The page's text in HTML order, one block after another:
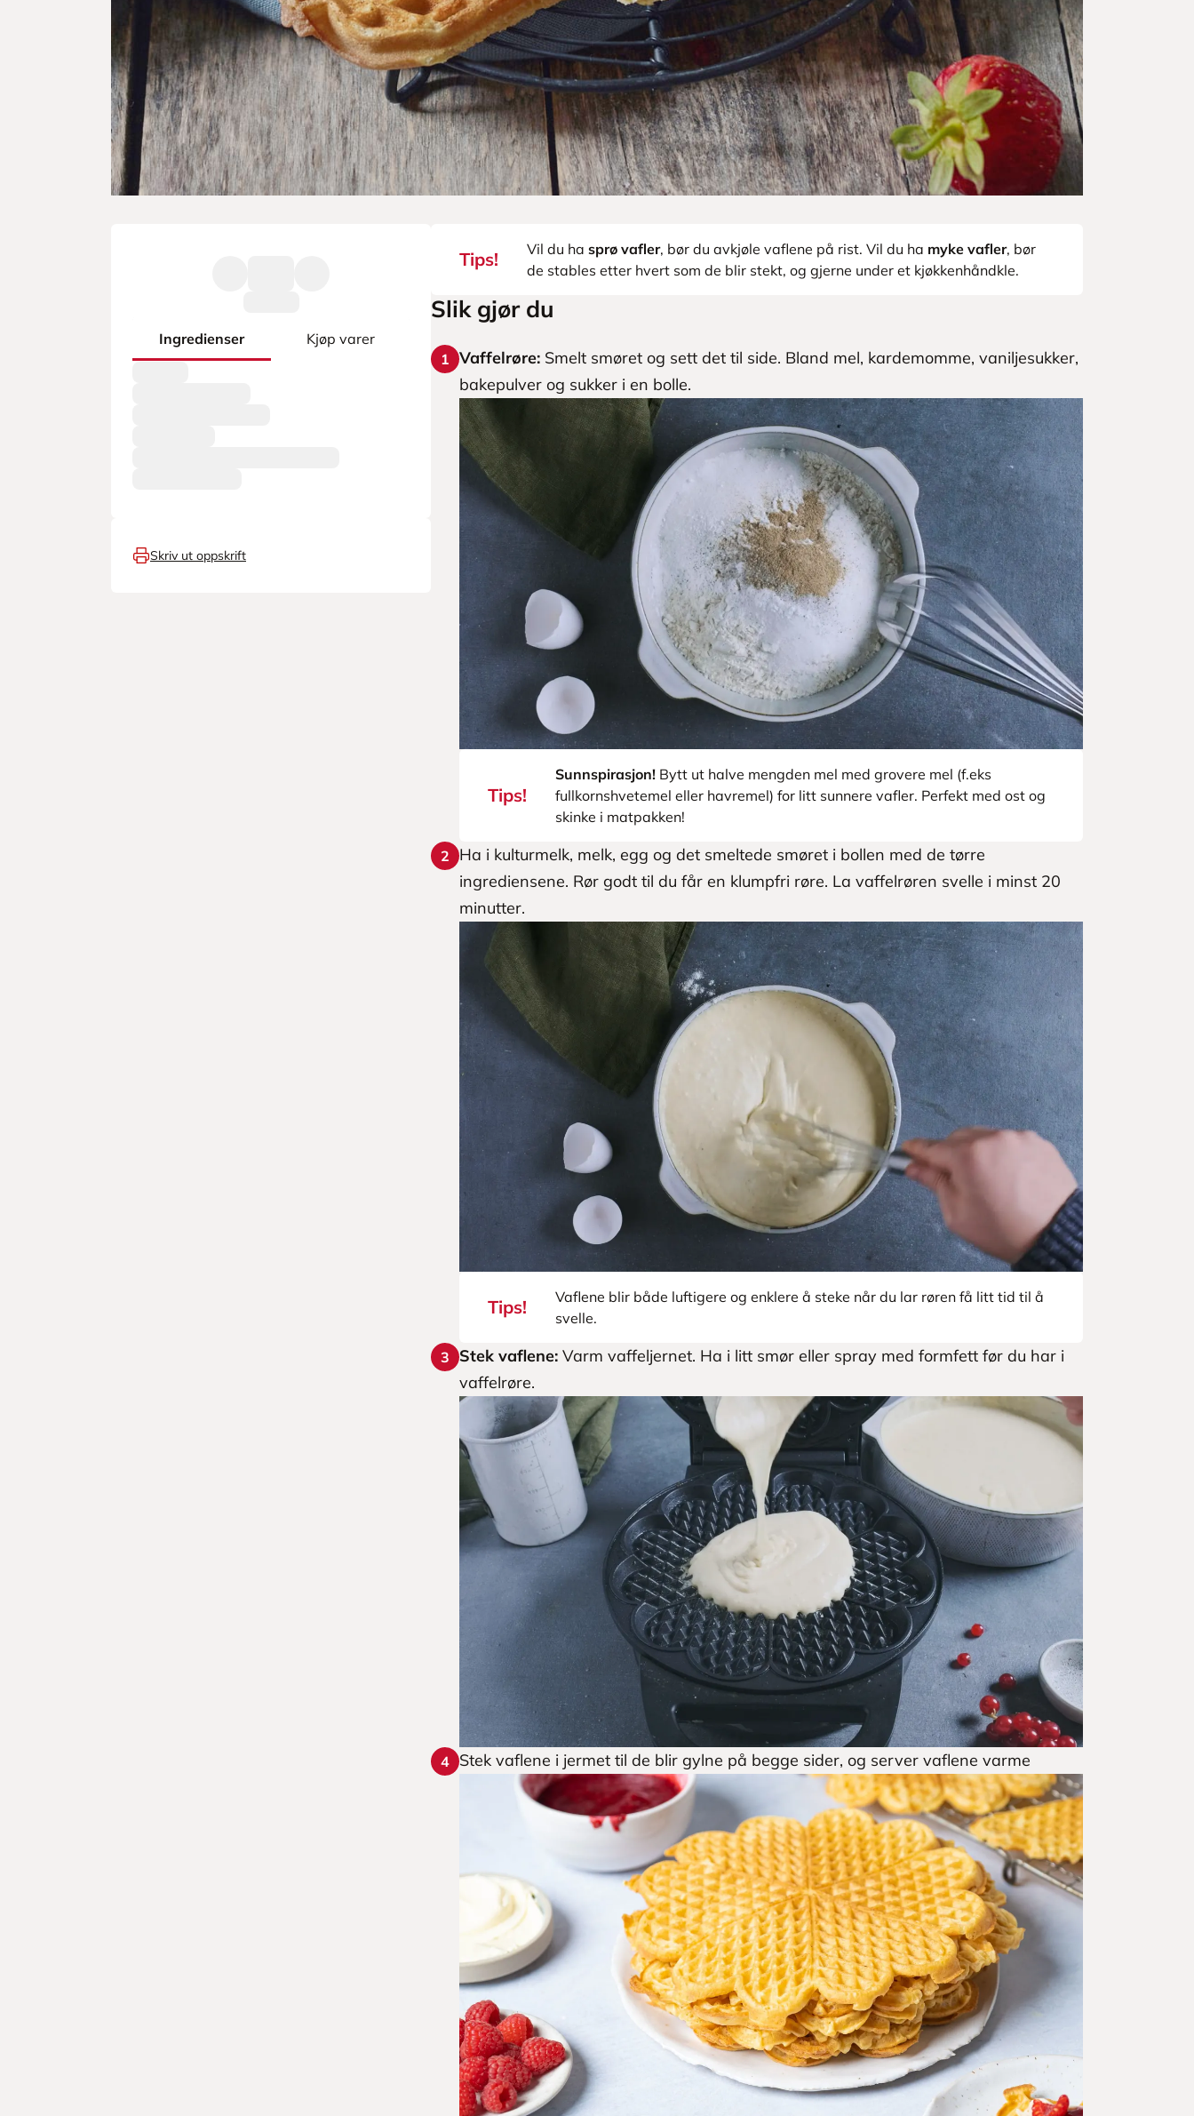
Ingredienser Kjøp varer
Skriv ut oppskrift
Tips! Vil du ha sprø vafler, bør du avkjøle vaflene på rist. Vil du ha myke vafler, bør
de stables etter hvert som de blir stekt, og gjerne under et kjøkkenhåndkle.
Slik gjør du
1 Vaffelrøre: Smelt smøret og sett det til side. Bland mel, kardemomme, vaniljesukker,
bakepulver og sukker i en bolle.
Tips!
Sunnspirasjon! Bytt ut halve mengden mel med grovere mel (f.eks
fullkornshvetemel eller havremel) for litt sunnere vafler. Perfekt med ost og
skinke i matpakken!
2
Ha i kulturmelk, melk, egg og det smeltede smøret i bollen med de tørre
ingrediensene. Rør godt til du får en klumpfri røre. La vaffelrøren svelle i minst 20
minutter.
Tips!
Vaflene blir både luftigere og enklere å steke når du lar røren få litt tid til å
svelle.
3 Stek vaflene: Varm vaffeljernet. Ha i litt smør eller spray med formfett før du har i
vaffelrøre.
4 Stek vaflene i jermet til de blir gylne på begge sider, og server vaflene varme